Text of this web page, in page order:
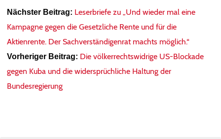
Nächster Beitrag: Leserbriefe zu „Und wieder mal eine
Kampagne gegen die Gesetzliche Rente und für die
Aktienrente. Der Sachverständigenrat machts möglich.“
Vorheriger Beitrag: Die völkerrechtswidrige US-Blockade
gegen Kuba und die widersprüchliche Haltung der
Bundesregierung